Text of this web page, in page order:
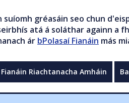
gréasáin seo chun
atá á soláthar againn a
ár bPolasaí Fianáin más
Fianáin Riachtanacha Amháin